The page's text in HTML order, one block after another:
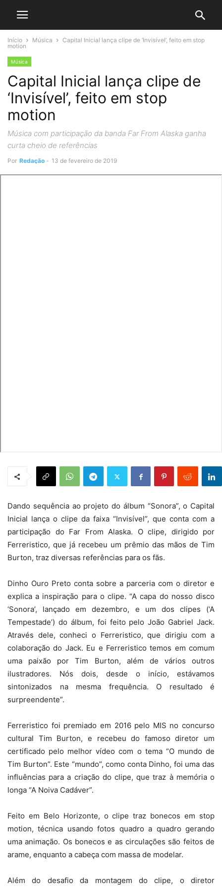
Início Música
Capital Inicial lança clipe de ‘Invisível’, feito em stop
motion
Música
Capital Inicial lança clipe de
‘Invisível’, feito em stop
motion
Música com participação da banda Far From Alaska ganha
curta cheio de referências
Por Redação - 13 de fevereiro de 2019
Dando sequência ao projeto do álbum “Sonora”, o Capital
Inicial lança o clipe da faixa “Invisível”, que conta com a
participação do Far From Alaska. O clipe, dirigido por
Ferreristico, que já recebeu um prêmio das mãos de Tim
Burton, traz diversas referências para os fãs.
Dinho Ouro Preto conta sobre a parceria com o diretor e
explica a inspiração para o clipe. “A capa do nosso disco
‘Sonora’, lançado em dezembro, e um dos clipes (‘A
Tempestade’) do álbum, foi feito pelo João Gabriel Jack.
Através dele, conheci o Ferreristico, que dirigiu com a
colaboração do Jack. Eu e Ferreristico temos em comum
uma paixão por Tim Burton, além de vários outros
ilustradores. Nós dois, desde o início, estávamos
sintonizados na mesma frequência. O resultado é
surpreendente”.
Ferreristico foi premiado em 2016 pelo MIS no concurso
cultural Tim Burton, e recebeu do famoso diretor um
certificado pelo melhor vídeo com o tema “O mundo de
Tim Burton”. Este “mundo”, como conta Dinho, foi uma das
influências para a criação do clipe, que traz à memória o
longa “A Noiva Cadáver”.
Feito em Belo Horizonte, o clipe traz bonecos em stop
motion, técnica usando fotos quadro a quadro gerando
uma animação. Os bonecos e as circulações são feitos de
arame, enquanto a cabeça com massa de modelar.
Além do desafio da montagem do clipe, o diretor